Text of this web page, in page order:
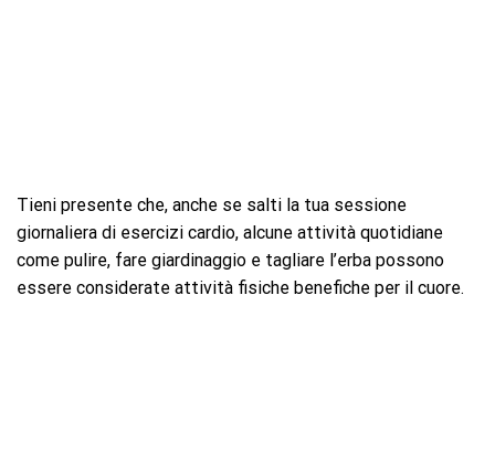
Tieni presente che, anche se salti la tua sessione
giornaliera di esercizi cardio, alcune attività quotidiane
come pulire, fare giardinaggio e tagliare l’erba possono
essere considerate attività fisiche benefiche per il cuore.